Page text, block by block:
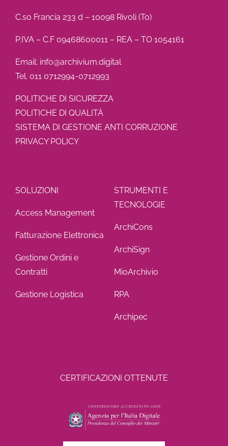
C.so Francia 233 d – 10098 Rivoli (To)
P.IVA – C.F 09468600011 – REA – TO 1054161
Email: info@archivium.digital
Tel. 011 0712994-0712993
POLITICHE DI SICUREZZA
POLITICHE DI QUALITÀ
SISTEMA DI GESTIONE ANTI CORRUZIONE
PRIVACY POLICY
SOLUZIONI
Access Management
Fatturazione Elettronica
Gestione Ordini e
Contratti
Gestione Logistica
STRUMENTI E
TECNOLOGIE
ArchiCons
ArchiSign
MioArchivio
RPA
Archipec
CERTIFICAZIONI OTTENUTE